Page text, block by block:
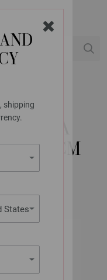
shipping
States
BOJA
80CM